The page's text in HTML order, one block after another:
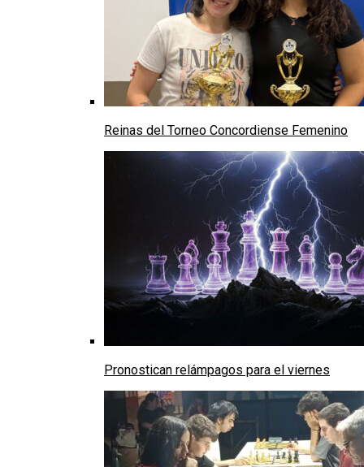
Reinas del Torneo Concordiense Femenino
Pronostican relámpagos para el viernes